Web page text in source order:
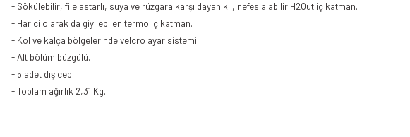
- Sökülebilir, file astarlı, suya ve rüzgara karşı dayanıklı, nefes alabilir H2Out iç katman.
- Harici olarak da giyilebilen termo iç katman.
- Kol ve kalça bölgelerinde velcro ayar sistemi.
- Alt bölüm büzgülü.
- 5 adet dış cep.
- Toplam ağırlık 2,31 Kg.